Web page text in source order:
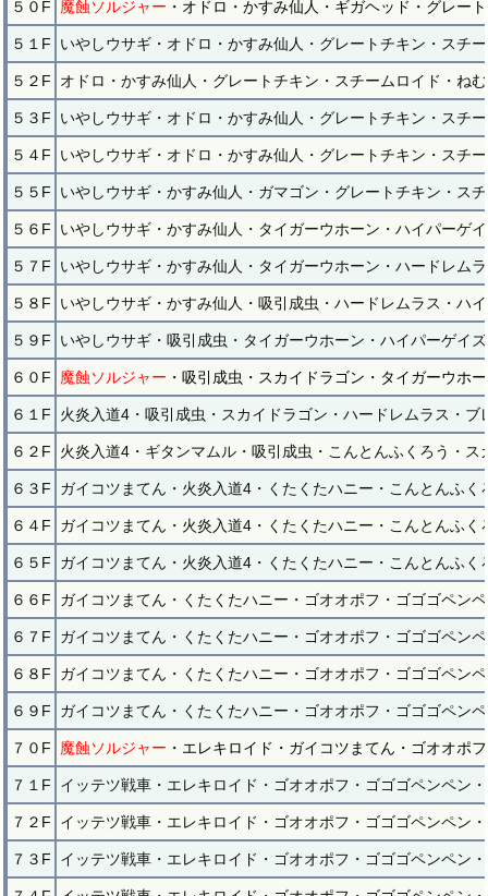
５０F 魔蝕ソルジャー ・オドロ・かすみ仙人・ギガヘッド・グレー
５１F いやしウサギ・オドロ・かすみ仙人・グレートチキン・スチ
５２F オドロ・かすみ仙人・グレートチキン・スチームロイド・ね
５３F いやしウサギ・オドロ・かすみ仙人・グレートチキン・スチ
５４F いやしウサギ・オドロ・かすみ仙人・グレートチキン・スチ
５５F いやしウサギ・かすみ仙人・ガマゴン・グレートチキン・ス
５６F いやしウサギ・かすみ仙人・タイガーウホーン・ハイパーゲ
５７F いやしウサギ・かすみ仙人・タイガーウホーン・ハードレム
５８F いやしウサギ・かすみ仙人・吸引成虫・ハードレムラス・ハ
５９F いやしウサギ・吸引成虫・タイガーウホーン・ハイパーゲイ
６０F 魔蝕ソルジャー ・吸引成虫・スカイドラゴン・タイガーウホ
６１F 火炎入道4・吸引成虫・スカイドラゴン・ハードレムラス・ブ
６２F 火炎入道4・ギタンマムル・吸引成虫・こんとんふくろう・
６３F ガイコツまてん・火炎入道4・くたくたハニー・こんとんふ
６４F ガイコツまてん・火炎入道4・くたくたハニー・こんとんふ
６５F ガイコツまてん・火炎入道4・くたくたハニー・こんとんふ
６６F ガイコツまてん・くたくたハニー・ゴオオポフ・ゴゴゴペン
６７F ガイコツまてん・くたくたハニー・ゴオオポフ・ゴゴゴペン
６８F ガイコツまてん・くたくたハニー・ゴオオポフ・ゴゴゴペン
６９F ガイコツまてん・くたくたハニー・ゴオオポフ・ゴゴゴペン
７０F 魔蝕ソルジャー ・エレキロイド・ガイコツまてん・ゴオオポ
７１F イッテツ戦車・エレキロイド・ゴオオポフ・ゴゴゴペンペン
７２F イッテツ戦車・エレキロイド・ゴオオポフ・ゴゴゴペンペン
７３F イッテツ戦車・エレキロイド・ゴオオポフ・ゴゴゴペンペン